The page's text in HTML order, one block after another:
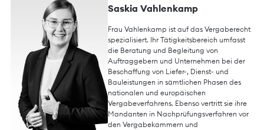
Saskia Vahlenkamp
Frau Vahlenkamp ist auf das Vergaberecht
spezialisiert. Ihr Tätigkeitsbereich umfasst
die Beratung und Begleitung von
Auftraggebern und Unternehmen bei der
Beschaffung von Liefer-, Dienst- und
Bauleistungen in sämtlichen Phasen des
nationalen und europäischen
Vergabeverfahrens. Ebenso vertritt sie ihre
Mandanten in Nachprüfungsverfahren vor
den Vergabekammern und